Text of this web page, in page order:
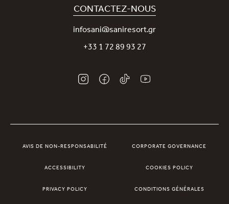
News
Récompenses
Mariages
Sani Rewards
CONTACTEZ-NOUS
infosani@saniresort.gr
+33 1 72 89 93 27
AVIS DE NON-RESPONSABILITÉ
ACCESSIBILITY
PRIVACY POLICY
CORPORATE GOVERNANCE
COOKIES POLICY
CONDITIONS GÉNÉRALES